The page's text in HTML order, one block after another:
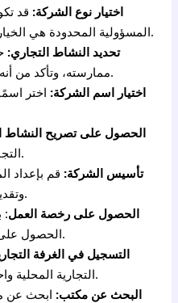
اختيار نوع الشركة: قد
المسؤولية المحدودة هي الخيارات الشائعة للبدء بتكلفة منخفضة.
تحديد النشاط التجاري:
ممارسته، وتأكد من أنه مسموح به وفقًا للقوانين المحلية.
اختيار اسم الشركة: اختر
الحصول على تصريح النشاط
التجاري من الجهات المختصة في دبي.
تأسيس الشركة: قم بإعداد
وتقديمها إلى الجهات الحكومية المعنية.
الحصول على رخصة العمل:
الحصول على رخصة عمل للبدء بالعمل الفعلي.
التسجيل في الغرفة
التجارية المحلية واحصل على الرخص التجارية اللازمة.
البحث عن مكتب: ابحث عن